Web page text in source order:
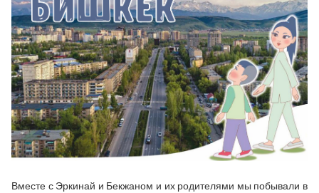
Вместе с Эркинай и Бекжаном и их родителями мы побывали в